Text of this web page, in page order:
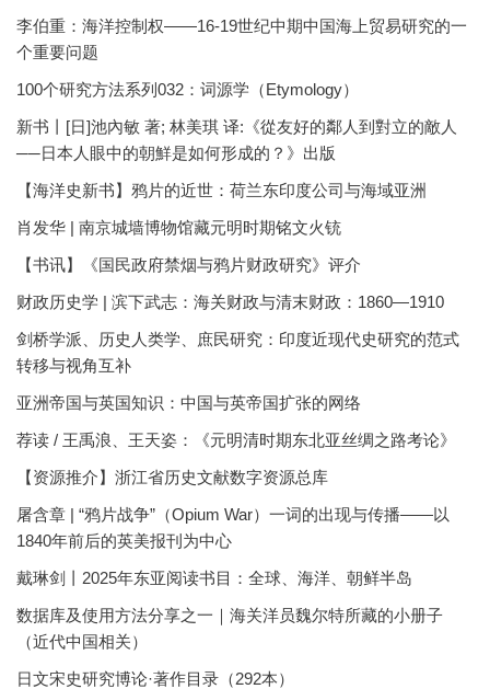
李伯重：海洋控制权——16-19世纪中期中国海上贸易研究的一
个重要问题
100个研究方法系列032：词源学（Etymology）
新书丨[日]池內敏 著; 林美琪 译:《從友好的鄰人到對立的敵人
──日本人眼中的朝鮮是如何形成的？》出版
【海洋史新书】鸦片的近世：荷兰东印度公司与海域亚洲
肖发华 | 南京城墙博物馆藏元明时期铭文火铳
【书讯】《国民政府禁烟与鸦片财政研究》评介
财政历史学 | 滨下武志：海关财政与清末财政：1860—1910
剑桥学派、历史人类学、庶民研究：印度近现代史研究的范式
转移与视角互补
亚洲帝国与英国知识：中国与英帝国扩张的网络
荐读 / 王禹浪、王天姿：《元明清时期东北亚丝绸之路考论》
【资源推介】浙江省历史文献数字资源总库
屠含章 | “鸦片战争”（Opium War）一词的出现与传播——以
1840年前后的英美报刊为中心
戴琳剑丨2025年东亚阅读书目：全球、海洋、朝鲜半岛
数据库及使用方法分享之一｜海关洋员魏尔特所藏的小册子
（近代中国相关）
日文宋史研究博论·著作目录（292本）